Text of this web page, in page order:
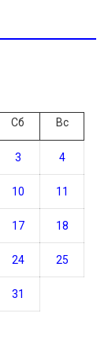
Сб Вс
3 4
10 11
17 18
24 25
31